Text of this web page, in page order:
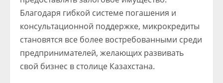
Благодаря гибкой системе погашения и
консультационной поддержке, микрокредиты
становятся все более востребованными среди
предпринимателей, желающих развивать
свой бизнес в столице Казахстана.